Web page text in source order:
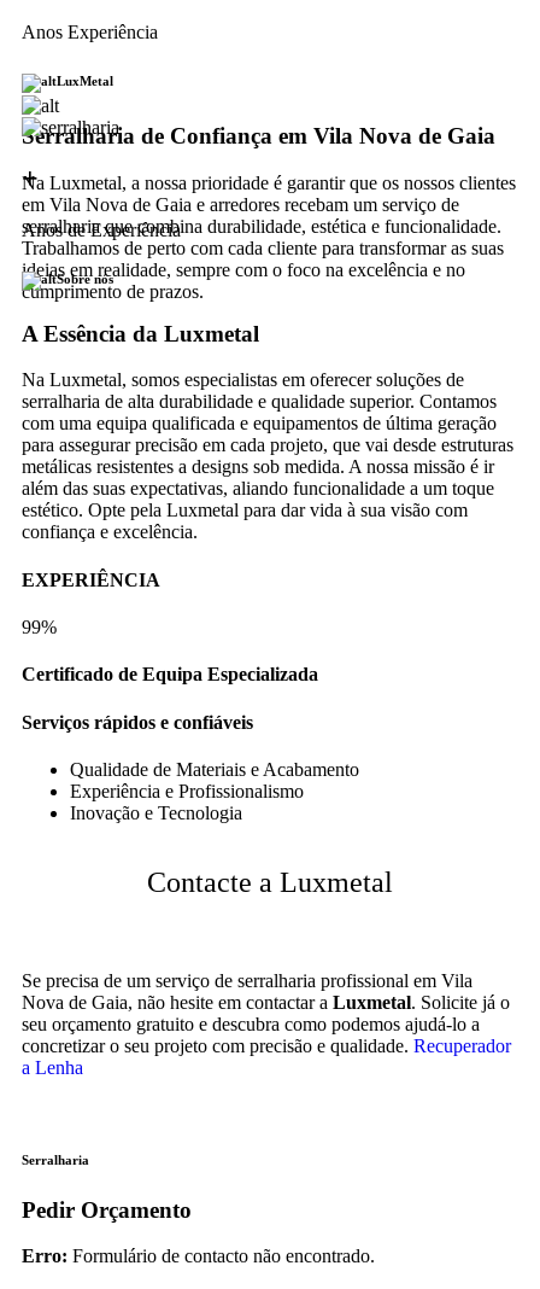
Anos Experiência
LuxMetal
Serralharia de Confiança em Vila Nova de Gaia
Na Luxmetal, a nossa prioridade é garantir que os nossos clientes
em Vila Nova de Gaia e arredores recebam um serviço de
serralharia que combina durabilidade, estética e funcionalidade.
Trabalhamos de perto com cada cliente para transformar as suas
ideias em realidade, sempre com o foco na excelência e no
cumprimento de prazos.
+
Anos de Experiência
Sobre nós
A Essência da Luxmetal
Na Luxmetal, somos especialistas em oferecer soluções de
serralharia de alta durabilidade e qualidade superior. Contamos
com uma equipa qualificada e equipamentos de última geração
para assegurar precisão em cada projeto, que vai desde estruturas
metálicas resistentes a designs sob medida. A nossa missão é ir
além das suas expectativas, aliando funcionalidade a um toque
estético. Opte pela Luxmetal para dar vida à sua visão com
confiança e excelência.
EXPERIÊNCIA
99%
Certificado de Equipa Especializada
Serviços rápidos e confiáveis
Qualidade de Materiais e Acabamento
Experiência e Profissionalismo
Inovação e Tecnologia
Contacte a Luxmetal
Se precisa de um serviço de serralharia profissional em Vila
Nova de Gaia, não hesite em contactar a Luxmetal. Solicite já o
seu orçamento gratuito e descubra como podemos ajudá-lo a
concretizar o seu projeto com precisão e qualidade. Recuperador
a Lenha
Serralharia
Pedir Orçamento
Erro: Formulário de contacto não encontrado.